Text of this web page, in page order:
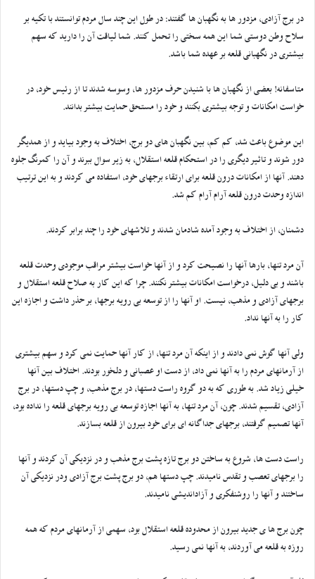
در برج آزادی، مزدور ها به نگهبان ها گفتند: در طول این چند سال مردم توانستند با تکیه بر
سلاح وطن دوستی شما این همه سختی را تحمل کنند. شما لیاقت آن را دارید که سهم
بیشتری در نگهبانی قلعه بر عهده شما باشد.
متاسفانه! بعضی از نگهبان ها با شنیدن حرف مزدور ها، وسوسه شدند تا از رئیس خود، در
خواست امکانات و توجه بیشتری بکنند و خود را مستحق حمایت بیشتر بدانند.
این موضوع باعث شد، کم کم، بین نگهبان های دو برج، اختلاف به وجود بیاید و از همدیگر
دور شوند و تاثیر دیگری را در استحکام قلعه استقلال، به زیر سوال ببرند و آن را کمرنگ جلوه
دهند. آنها از امکانات درون قلعه برای ارتقاء برجهای خود، استفاده می کردند و به این ترتیب
اندازه وحدت درون قلعه آرام آرام کم شد.
دشمنان، از اختلاف به وجود آمده شادمان شدند و تلاشهای خود را چند برابر کردند.
آن مرد تنها، بارها آنها را نصیحت کرد و از آنها خواست بیشتر مراقب موجودی وحدت قلعه
باشند و بی دلیل، درخواست امکانات بیشتر نکنند. چرا که این کار به صلاح قلعه استقلال و
برجهای آزادی و مذهب، نیست. او آنها را از توسعه بی رویه برجها، بر حذر داشت و اجازه این
کار را به آنها نداد.
ولی آنها گوش نمی دادند و از اینکه آن مرد تنها، از کار آنها حمایت نمی کرد و سهم بیشتری
از آرمانهای مردم را به آنها نمی داد، از دست او عصبانی و دلخور بودند. اختلاف بین آنها
خیلی زیاد شد. به طوری که به دو گروه راست دستها، در برج مذهب، و چپ دستها، در برج
آزادی، تقسیم شدند. چون، آن مرد تنها، به آنها اجازه توسعه بی رویه برجهای قلعه را نداده بود،
آنها تصمیم گرفتند، برجهای جداگانه ای برای خود بیرون از قلعه بسازند.
راست دست ها، شروع به ساختن دو برج تازه پشت برج مذهب و در نزدیکی آن کردند و آنها
را برجهای تعصب و تقدس نامیدند. چپ دستها هم، دو برج پشت برج آزادی ودر نزدیکی آن
ساختند و آنها را روشنفکری و آزاداندیشی نامیدند.
چون برج ها ی جدید بیرون از محدوده قلعه استقلال بود، سهمی از آرمانهای مردم که همه
روزه به قلعه می آوردند، به آنها نمی رسید.